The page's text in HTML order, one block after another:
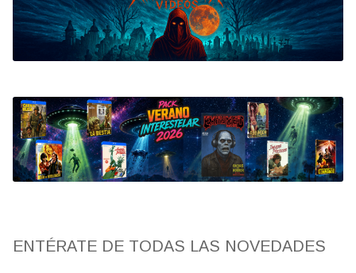
Bluray
Clasificada S
artwork
fantaterror
Jesús Franco
ENTÉRATE DE TODAS LAS NOVEDADES